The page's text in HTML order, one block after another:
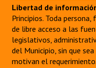
Libertad de
Principios. Toda
de libre acceso a las
legislativos,
del Municipio, sin que
motivan el requerimiento.